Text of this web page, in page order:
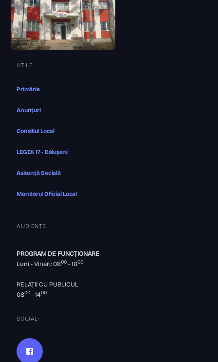
UTILE
Primărie
Anunțuri
Consiliul Local
LEGEA 17 - Bălușeni
Asitență Socială
Monitorul Oficial Local
AUDIENȚE:
PROGRAM DE FUNCȚIONARE
Luni - Vineri: 0800 - 1600
RELAȚII CU PUBLICUL
0800 - 1400
SOCIAL: